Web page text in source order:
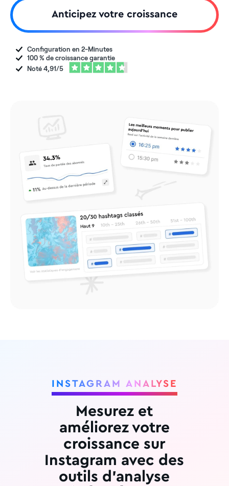
Anticipez votre croissance
Configuration en 2-Minutes
100 % de croissance garantie
Noté 4,91/5
INSTAGRAM ANALYSE
Mesurez et
améliorez votre
croissance sur
Instagram avec des
outils d'analyse